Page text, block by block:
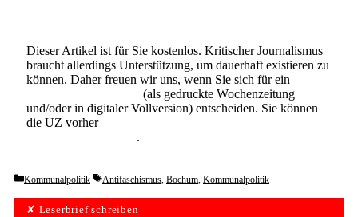
Dieser Artikel ist für Sie kostenlos. Kritischer Journalismus
braucht allerdings Unterstützung, um dauerhaft existieren zu
können. Daher freuen wir uns, wenn Sie sich für ein
(als gedruckte Wochenzeitung
und/oder in digitaler Vollversion) entscheiden. Sie können
die UZ vorher
.
Categories
Kommunalpolitik Tags
Antifaschismus, Bochum, Kommunalpolitik
✘ Leserbrief schreiben